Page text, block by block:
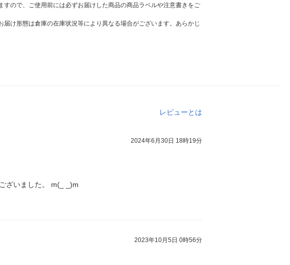
ので、ご使用前には必ずお届けした商品の商品ラベルや注意書きをご
け形態は倉庫の在庫状況等により異なる場合がございます。あらかじ
レビューとは
2024年6月30日 18時19分
ざいました。 m(_ _)m
2023年10月5日 0時56分